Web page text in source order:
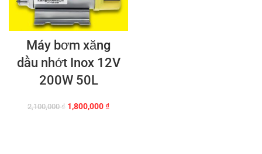
Máy bơm xăng
dầu nhớt Inox 12V
200W 50L
2,100,000₫ Giá
1,800,000₫Giá